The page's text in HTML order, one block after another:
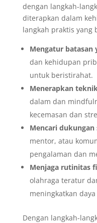
dengan langkah-
diterapkan dalam
langkah praktis yang
Mengatur batasan
dan kehidupan
untuk beristirahat.
Menerapkan
dalam dan
kecemasan dan
Mencari dukungan
mentor, atau
pengalaman dan
Menjaga rutinitas
olahraga teratur
meningkatkan
Dengan langkah-